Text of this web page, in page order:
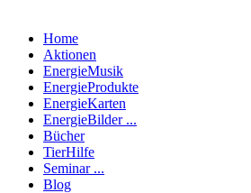
Home
Aktionen
EnergieMusik
EnergieProdukte
EnergieKarten
EnergieBilder ...
Bücher
TierHilfe
Seminar ...
Blog